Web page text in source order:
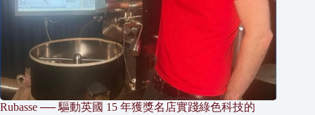
Rubasse ── 驅動英國 15 年獲獎名店實踐綠色科技的